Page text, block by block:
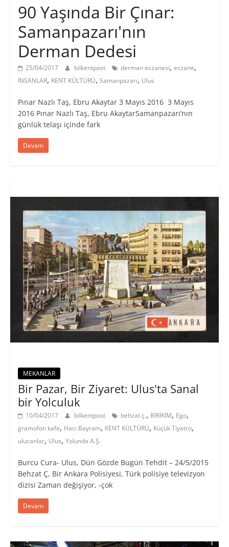
90 Yaşında Bir Çınar:
Samanpazarı'nın
Derman Dedesi
25/04/2017 bilkentpost derman eczanesi, eczane,
İNSANLAR, KENT KÜLTÜRÜ, Samanpazarı, Ulus
Pınar Nazlı Taş, Ebru Akaytar 3 Mayıs 2016 3 Mayıs
2016 Pınar Nazlı Taş, Ebru AkaytarSamanpazarı’nın
günlük telaşı içinde fark
Devam
MEKANLAR
Bir Pazar, Bir Ziyaret: Ulus'ta Sanal
bir Yolculuk
10/04/2017 bilkentpost behzat ç., BİRİKİM, Ego,
gramofon kafe, Hacı Bayram, KENT KÜLTÜRÜ, Küçük Tiyatro,
ulucanlar, Ulus, Yolunda A.Ş.
Burcu Cura- Ulus, Dün Gözde Bugün Tehdit – 24/5/2015
Behzat Ç, Bir Ankara Polisiyesi, Türk polisiye televizyon
dizisi Zaman değişiyor, -çok
Devam